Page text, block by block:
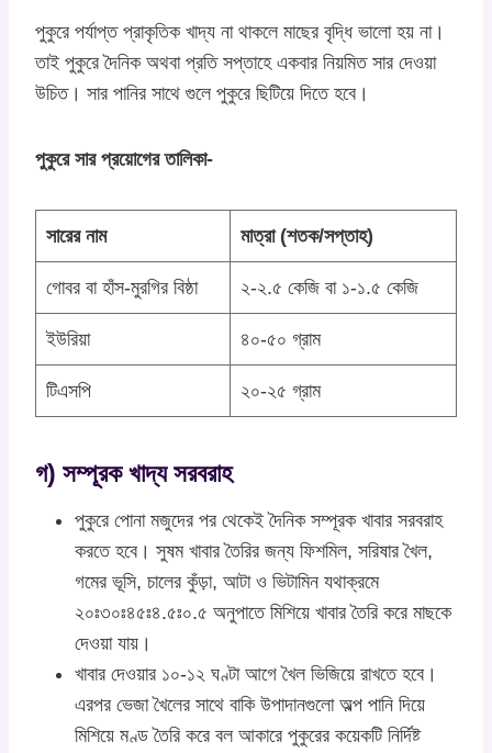
পুকুরে পর্যাপ্ত প্রাকৃতিক খাদ্য না থাকলে মাছের বৃদ্ধি ভালো হয় না।
তাই পুকুরে দৈনিক অথবা প্রতি সপ্তাহে একবার নিয়মিত সার দেওয়া
উচিত। সার পানির সাথে গুলে পুকুরে ছিটিয়ে দিতে হবে।
পুকুরে সার প্রয়োগের তালিকা-
সারের নাম মাত্রা (শতক/সপ্তাহ)
গোবর বা হাঁস-মুরগির বিষ্ঠা ২-২.৫ কেজি বা ১-১.৫ কেজি
ইউরিয়া ৪০-৫০ গ্রাম
টিএসপি ২০-২৫ গ্রাম
গ) সম্পূরক খাদ্য সরবরাহ
পুকুরে পোনা মজুদের পর থেকেই দৈনিক সম্পূরক খাবার সরবরাহ
করতে হবে। সুষম খাবার তৈরির জন্য ফিশমিল, সরিষার খৈল,
গমের ভূসি, চালের কুঁড়া, আটা ও ভিটামিন যথাক্রমে
২০ঃ৩০ঃ৪৫ঃ৪.৫ঃ০.৫ অনুপাতে মিশিয়ে খাবার তৈরি করে মাছকে
দেওয়া যায়।
খাবার দেওয়ার ১০-১২ ঘণ্টা আগে খৈল ভিজিয়ে রাখতে হবে।
এরপর ভেজা খৈলের সাথে বাকি উপাদানগুলো অল্প পানি দিয়ে
মিশিয়ে মণ্ড তৈরি করে বল আকারে পুকুরের কয়েকটি নির্দিষ্ট